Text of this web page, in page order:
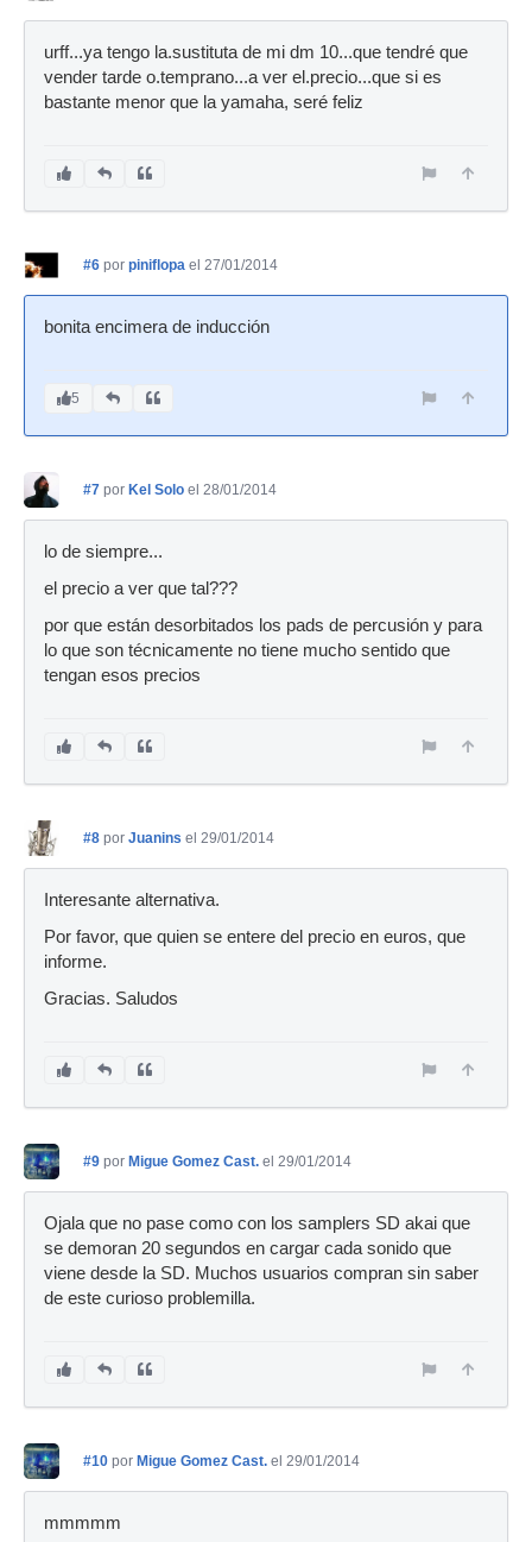
urff...ya tengo la.sustituta de mi dm 10...que tendré que
vender tarde o.temprano...a ver el.precio...que si es
bastante menor que la yamaha, seré feliz
#6 por piniflopa el 27/01/2014
bonita encimera de inducción
5
#7 por Kel Solo el 28/01/2014
lo de siempre...
el precio a ver que tal???
por que están desorbitados los pads de percusión y para
lo que son técnicamente no tiene mucho sentido que
tengan esos precios
#8 por Juanins el 29/01/2014
Interesante alternativa.
Por favor, que quien se entere del precio en euros, que
informe.
Gracias. Saludos
#9 por Migue Gomez Cast. el 29/01/2014
Ojala que no pase como con los samplers SD akai que
se demoran 20 segundos en cargar cada sonido que
viene desde la SD. Muchos usuarios compran sin saber
de este curioso problemilla.
#10 por Migue Gomez Cast. el 29/01/2014
mmmmm